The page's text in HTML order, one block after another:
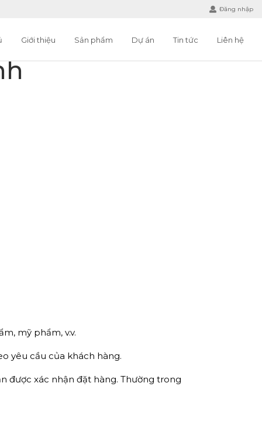
Đăng nhập
Giới thiệu Sản phẩm Dự án Tin tức Liên hệ
mỹ phẩm, v.v.
yêu cầu của khách hàng.
được xác nhận đặt hàng. Thường trong